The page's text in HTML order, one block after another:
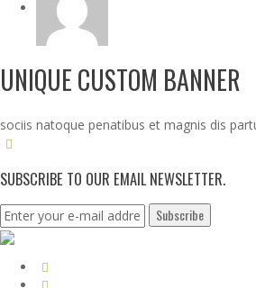
UNIQUE CUSTOM BANNER
sociis natoque penatibus et magnis dis
SUBSCRIBE TO OUR EMAIL NEWSLETTER.